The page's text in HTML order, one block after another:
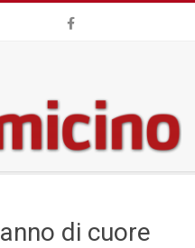
di cuore